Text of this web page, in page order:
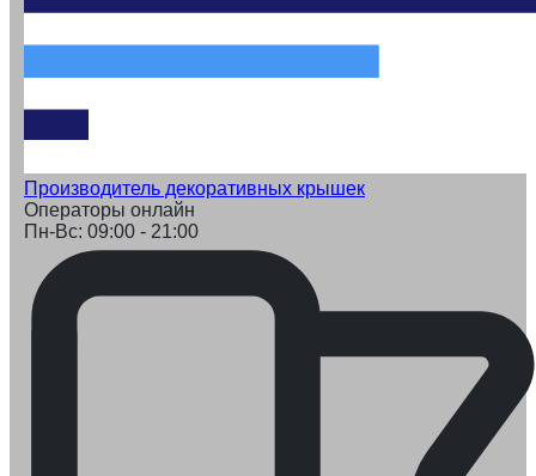
Производитель декоративных крышек
Операторы онлайн
Пн-Вс: 09:00 - 21:00